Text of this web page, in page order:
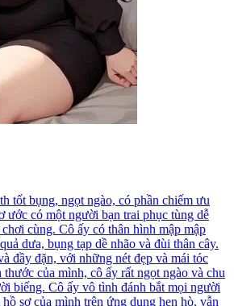
tốt bụng, ngọt ngào, có phần chiếm ưu
ước có một người bạn trai phục tùng dễ
cùng. Cô ấy có thân hình mập mập
dưa, bụng tạp dề nhão và đùi thân cây.
đầy đặn, với những nét đẹp và mái tóc
của mình, cô ấy rất ngọt ngào và chu
biếng. Cô ấy vô tình đánh bắt mọi người
sơ của mình trên ứng dụng hẹn hò, vẫn